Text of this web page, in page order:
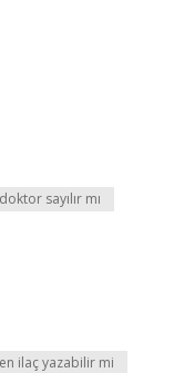
sayılır mı
ilaç yazabilir mi